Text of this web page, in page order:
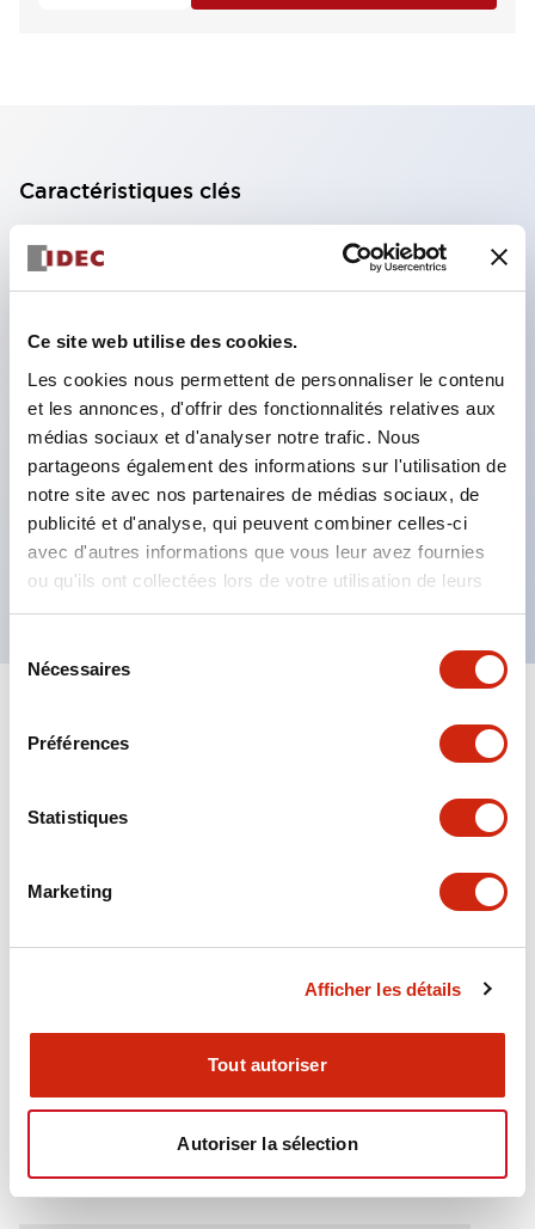
Ce site web utilise des cookies.
Les cookies nous permettent de personnaliser le contenu
et les annonces, d'offrir des fonctionnalités relatives aux
médias sociaux et d'analyser notre trafic. Nous
partageons également des informations sur l'utilisation de
notre site avec nos partenaires de médias sociaux, de
publicité et d'analyse, qui peuvent combiner celles-ci
avec d'autres informations que vous leur avez fournies
ou qu'ils ont collectées lors de votre utilisation de leurs
services.
Nécessaires
Préférences
Statistiques
Marketing
Afficher les détails
Tout autoriser
Autoriser la sélection
Caractéristiques clés
Bloc de contact à 2 étages avec 2 contacts,
permettant une configuration à 4 contacts
contact à 11 étages), 59,9 mm (*bloc de contact à
22 étages). Conception peu encombrante
possible.
Structure de sécurité de 3e génération :
déclenchement à 2 actions, garde intégrée,
structure de protection des doigts IP20.
Tout développer+
Functional Specifications
Mounting and Installation Specifications
Documents et fichiers